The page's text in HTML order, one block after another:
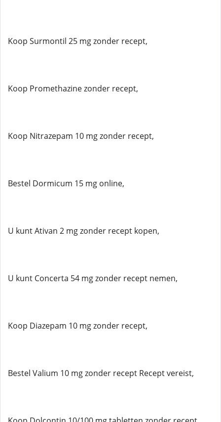
Koop Surmontil 25 mg zonder recept,
Koop Promethazine zonder recept,
Koop Nitrazepam 10 mg zonder recept,
Bestel Dormicum 15 mg online,
U kunt Ativan 2 mg zonder recept kopen,
U kunt Concerta 54 mg zonder recept nemen,
Koop Diazepam 10 mg zonder recept,
Bestel Valium 10 mg zonder recept Recept vereist,